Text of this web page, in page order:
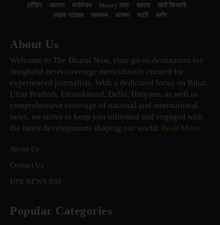
ट्रेंडिंग
अपराध मनोरंजन Money मंत्र बतरस
खेती किसानी
लाइफ स्टाइल
स्वास्थ्य आस्था चटोरे ब्लॉग
About Us
Welcome to The Bharat Now, your go-to destination for
insightful news coverage meticulously curated by
experienced journalists. With a dedicated focus on Bihar,
Uttar Pradesh, Uttarakhand, Delhi, Haryana, as well as
comprehensive coverage of national and international
news, we strive to keep you informed and engaged with
the latest developments shaping our world. Read More
About Us
Contact Us
DPR NEWS RSS
Popular Categories